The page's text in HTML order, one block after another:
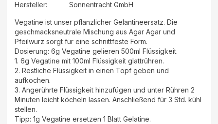
Hersteller: Sonnentracht GmbH
Vegatine ist unser pflanzlicher Gelantineersatz. Die
geschmacksneutrale Mischung aus Agar Agar und
Pfeilwurz sorgt für eine schnittfeste Form.
Dosierung: 6g Vegatine gelieren 500ml Flüssigkeit.
1. 6g Vegatine mit 100ml Flüssigkeit glattrühren.
2. Restliche Flüssigkeit in einen Topf geben und
aufkochen.
3. Angerührte Flüssigkeit hinzufügen und unter Rühren 2
Minuten leicht köcheln lassen. Anschließend für 3 Std. kühl
stellen.
Tipp: 1g Vegatine ersetzen 1 Blatt Gelatine.